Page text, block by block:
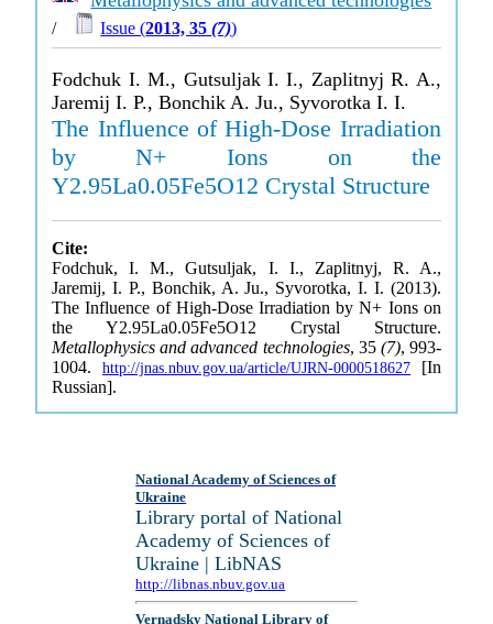
/ Issue (2013, 35(7))
Fodchuk I. M., Gutsuljak I. I., Zaplitnyj R. A.,
Jaremij I. P., Bonchik A. Ju., Syvorotka I. I.
The Influence of High-Dose Irradiation
by N+ Ions on the
Y2.95La0.05Fe5O12 Crystal Structure
Cite:
Fodchuk, I. M., Gutsuljak, I. I., Zaplitnyj, R. A.,
Jaremij, I. P., Bonchik, A. Ju., Syvorotka, I. I. (2013).
The Influence of High-Dose Irradiation by N+ Ions on
the Y2.95La0.05Fe5O12 Crystal Structure.
Metallophysics and advanced technologies, 35 (7), 993-
1004. http://jnas.nbuv.gov.ua/article/UJRN-0000518627 [In
Russian].
National Academy of Sciences of
Ukraine
Library portal of National
Academy of Sciences of
Ukraine | LibNAS
http://libnas.nbuv.gov.ua
Vernadsky National Library of